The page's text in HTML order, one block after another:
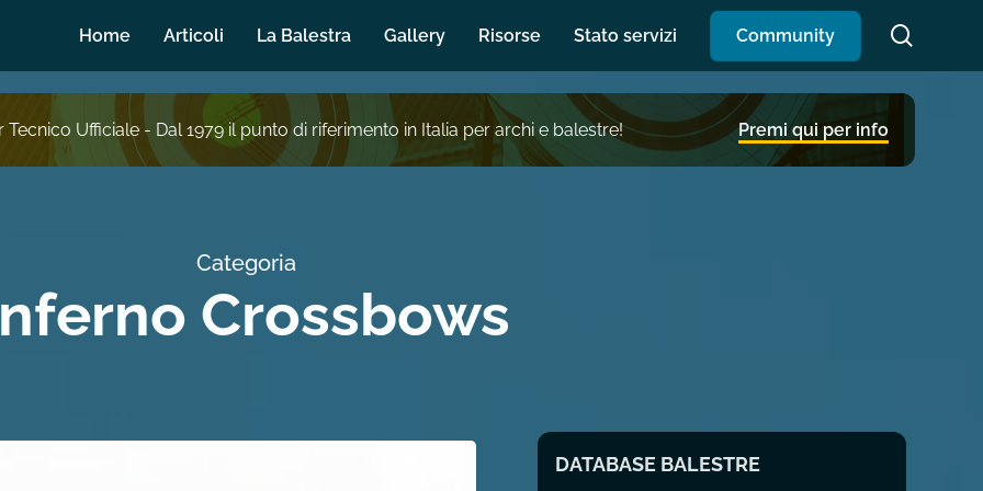
Home Articoli La Balestra Gallery Risorse Stato servizi Community
Tecnico Ufficiale - Dal 1979 il punto di riferimento in Italia per archi e balestre! Premi qui per info
Categoria
Crossbows
DATABASE BALESTRE